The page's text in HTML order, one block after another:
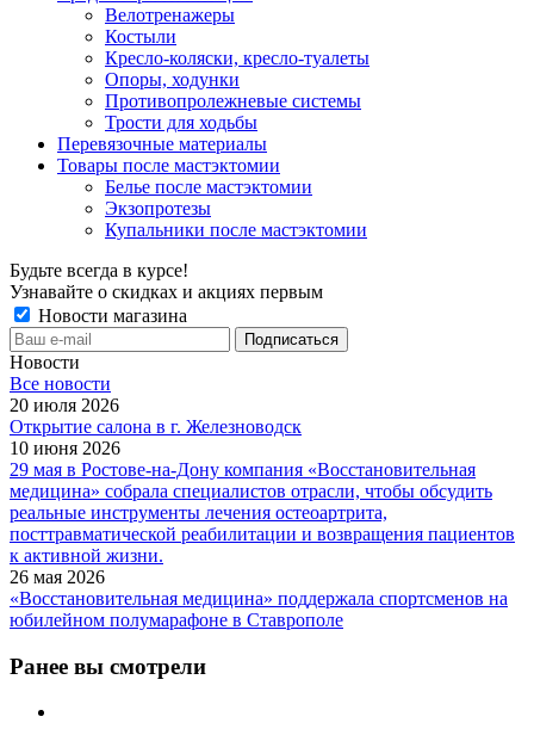
Велотренажеры
Костыли
Кресло-коляски, кресло-туалеты
Опоры, ходунки
Противопролежневые системы
Трости для ходьбы
Перевязочные материалы
Товары после мастэктомии
Белье после мастэктомии
Экзопротезы
Купальники после мастэктомии
Будьте всегда в курсе!
Узнавайте о скидках и акциях первым
Новости магазина
Новости
Все новости
20 июля 2026
Открытие салона в г. Железноводск
10 июня 2026
29 мая в Ростове-на-Дону компания «Восстановительная
медицина» собрала специалистов отрасли, чтобы обсудить
реальные инструменты лечения остеоартрита,
посттравматической реабилитации и возвращения пациентов
к активной жизни.
26 мая 2026
«Восстановительная медицина» поддержала спортсменов на
юбилейном полумарафоне в Ставрополе
Ранее вы смотрели